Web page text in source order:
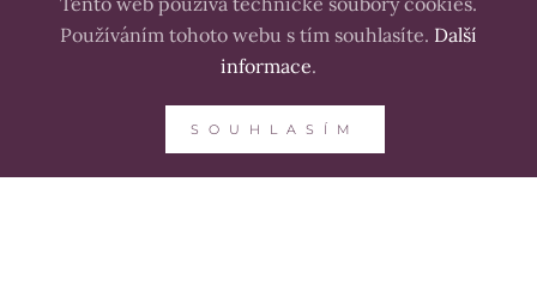
Používáním tohoto webu s tím souhlasíte. Další
informace.
SOUHLASÍM